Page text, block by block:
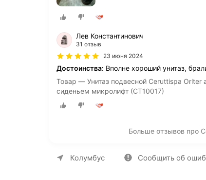
Лев Константинович
31 отзыв
23 июня 2024
Достоинства: Вполне хороший унитаз,
Товар — Унитаз подвесной Ceruttispa
сиденьем микролифт (СТ10017)
Больше отзывов про
Колумбус Сообщить об